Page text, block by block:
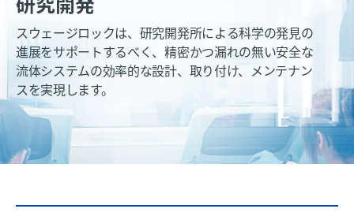
スウェージロックは、研究開発所による科学の発見の
進展をサポートするべく、精密かつ漏れの無い安全な
流体システムの効率的な設計、取り付け、メンテナン
スを実現します。